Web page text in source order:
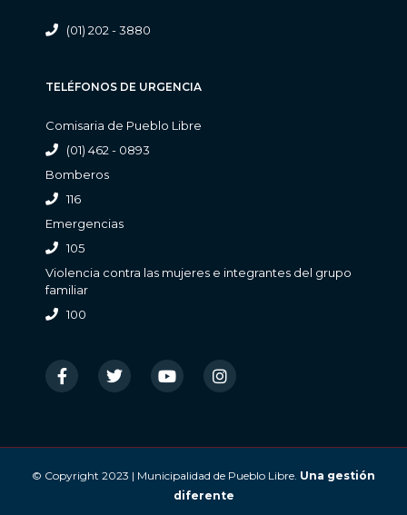
(01) 202 - 3880
TELÉFONOS DE URGENCIA
Comisaria de Pueblo Libre
(01) 462 - 0893
Bomberos
116
Emergencias
105
Violencia contra las mujeres e integrantes del grupo
familiar
100
© Copyright 2023 | Municipalidad de Pueblo Libre. Una gestión
diferente